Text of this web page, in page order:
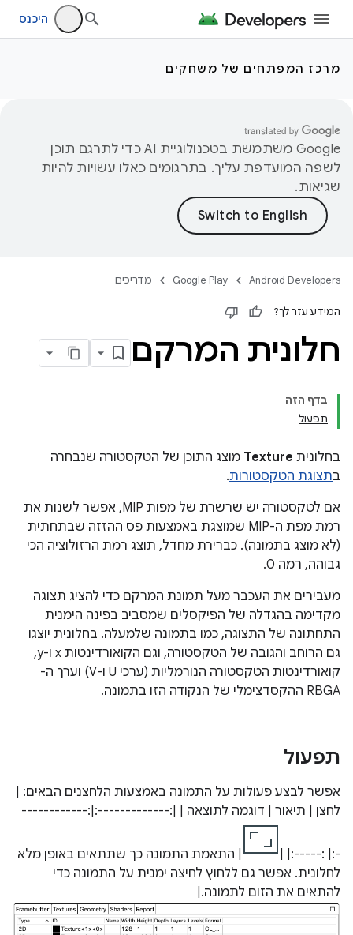
היכנס
מרכז המפתחים של משחקים
‫Google משתמשת בטכנולוגיית AI כדי לתרגם תוכן
לשפה המועדפת עליך. בתרגומים כאלו עשויות להיות
שגיאות.
Android Developers
Google Play מדריכים
המידע עזר לך?
חלונית המרקם
בדף הזה
תפעול
בחלונית Texture מוצג התוכן של הטקסטורה שנבחרה
בתצוגת הטקסטורות.
אם לטקסטורה יש שרשרת של מפות MIP, אפשר לשנות את
רמת מפת ה-MIP שמוצגת באמצעות פס ההזזה שבתחתית
(לא מוצג בתמונה). כברירת מחדל, תוצג רמת הרזולוציה הכי
גבוהה, רמה 0.
מעבירים את העכבר מעל תמונת המרקם כדי להציג תצוגה
מקדימה בהגדלה של הפיקסלים שמסביב בפינה הימנית
התחתונה של התצוגה, כמו בתמונה שלמעלה. בחלונית יוצגו
גם הרוחב והגובה של הטקסטורה, וגם הקואורדינטות x ו-y,
קואורדינטות הטקסטורה הנורמליות (ערכי U ו-V) וערך ה-
RBGA ההקסדצימלי של הנקודה הזו בתמונה.
תפעול
אפשר לבצע פעולות על התמונה באמצעות הלחצנים הבאים: |
לחצן | תיאור | דוגמה לתוצאה | |:-------------:|:------------
-:| :-----:| |
| התאמת התמונה כך שתתאים באופן מלא
לחלונית. אפשר גם ללחוץ לחיצה ימנית על התמונה כדי
להתאים את הזום לתמונה.|